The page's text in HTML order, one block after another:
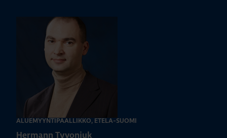
ALUEMYYNTIPÄÄLLIKKÖ, ETELÄ-SUOMI
Hermann Tyvonjuk